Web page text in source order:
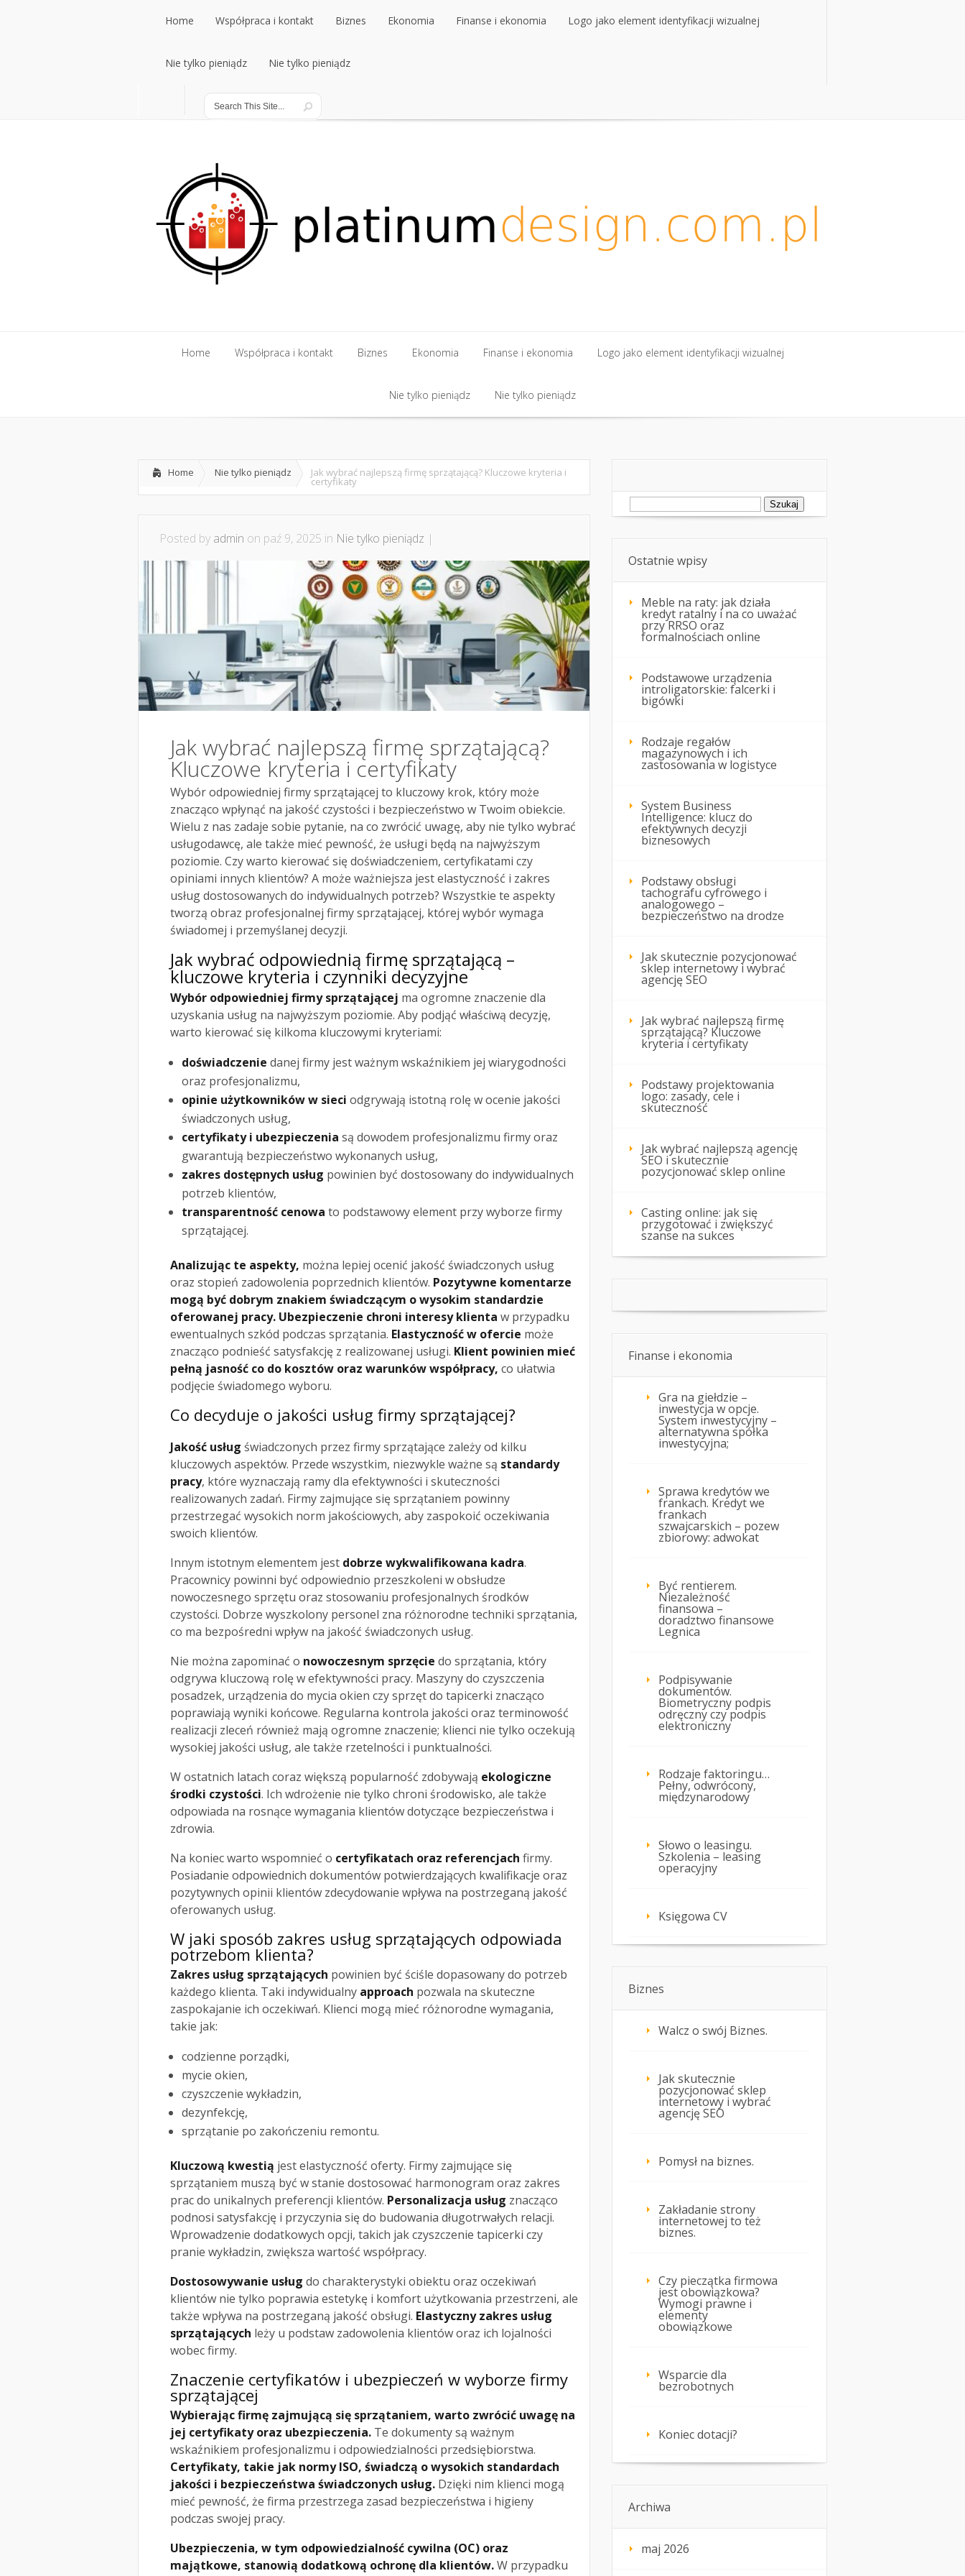
Home
Home
Współpraca i kontakt
Współpraca i kontakt
Biznes
Biznes
Ekonomia Finanse i ekonomia Logo jako element identyfikacji wizualnej
Nie tylko pieniądz
Nie tylko pieniądz
Nie tylko pieniądz
Nie tylko pieniądz
Home Współpraca i kontakt Biznes Ekonomia
Ekonomia
Finanse i ekonomia
Finanse i ekonomia
Logo jako element identyfikacji wizualnej
Nie tylko pieniądz Nie tylko pieniądz
Home Nie tylko pieniądz Jak wybrać najlepszą firmę sprzątającą? Kluczowe kryteria i
certyfikaty
Posted by admin on paź 9, 2025 in Nie tylko pieniądz |
Jak wybrać najlepszą firmę sprzątającą?
Kluczowe kryteria i certyfikaty
Wybór odpowiedniej firmy sprzątającej to kluczowy krok, który może
znacząco wpłynąć na jakość czystości i bezpieczeństwo w Twoim obiekcie.
Wielu z nas zadaje sobie pytanie, na co zwrócić uwagę, aby nie tylko wybrać
usługodawcę, ale także mieć pewność, że usługi będą na najwyższym
poziomie. Czy warto kierować się doświadczeniem, certyfikatami czy
opiniami innych klientów? A może ważniejsza jest elastyczność i zakres
usług dostosowanych do indywidualnych potrzeb? Wszystkie te aspekty
tworzą obraz profesjonalnej firmy sprzątającej, której wybór wymaga
świadomej i przemyślanej decyzji.
Jak wybrać odpowiednią firmę sprzątającą –
kluczowe kryteria i czynniki decyzyjne
Wybór odpowiedniej firmy sprzątającej ma ogromne znaczenie dla
uzyskania usług na najwyższym poziomie. Aby podjąć właściwą decyzję,
warto kierować się kilkoma kluczowymi kryteriami:
doświadczenie danej firmy jest ważnym wskaźnikiem jej wiarygodności
oraz profesjonalizmu,
opinie użytkowników w sieci odgrywają istotną rolę w ocenie jakości
świadczonych usług,
certyfikaty i ubezpieczenia są dowodem profesjonalizmu firmy oraz
gwarantują bezpieczeństwo wykonanych usług,
zakres dostępnych usług powinien być dostosowany do indywidualnych
potrzeb klientów,
transparentność cenowa to podstawowy element przy wyborze firmy
sprzątającej.
Analizując te aspekty, można lepiej ocenić jakość świadczonych usług
oraz stopień zadowolenia poprzednich klientów. Pozytywne komentarze
mogą być dobrym znakiem świadczącym o wysokim standardzie
oferowanej pracy. Ubezpieczenie chroni interesy klienta w przypadku
ewentualnych szkód podczas sprzątania. Elastyczność w ofercie może
znacząco podnieść satysfakcję z realizowanej usługi. Klient powinien mieć
pełną jasność co do kosztów oraz warunków współpracy, co ułatwia
podjęcie świadomego wyboru.
Co decyduje o jakości usług firmy sprzątającej?
Jakość usług świadczonych przez firmy sprzątające zależy od kilku
kluczowych aspektów. Przede wszystkim, niezwykle ważne są standardy
pracy, które wyznaczają ramy dla efektywności i skuteczności
realizowanych zadań. Firmy zajmujące się sprzątaniem powinny
przestrzegać wysokich norm jakościowych, aby zaspokoić oczekiwania
swoich klientów.
Innym istotnym elementem jest dobrze wykwalifikowana kadra.
Pracownicy powinni być odpowiednio przeszkoleni w obsłudze
nowoczesnego sprzętu oraz stosowaniu profesjonalnych środków
czystości. Dobrze wyszkolony personel zna różnorodne techniki sprzątania,
co ma bezpośredni wpływ na jakość świadczonych usług.
Nie można zapominać o nowoczesnym sprzęcie do sprzątania, który
odgrywa kluczową rolę w efektywności pracy. Maszyny do czyszczenia
posadzek, urządzenia do mycia okien czy sprzęt do tapicerki znacząco
poprawiają wyniki końcowe. Regularna kontrola jakości oraz terminowość
realizacji zleceń również mają ogromne znaczenie; klienci nie tylko oczekują
wysokiej jakości usług, ale także rzetelności i punktualności.
W ostatnich latach coraz większą popularność zdobywają ekologiczne
środki czystości. Ich wdrożenie nie tylko chroni środowisko, ale także
odpowiada na rosnące wymagania klientów dotyczące bezpieczeństwa i
zdrowia.
Na koniec warto wspomnieć o certyfikatach oraz referencjach firmy.
Posiadanie odpowiednich dokumentów potwierdzających kwalifikacje oraz
pozytywnych opinii klientów zdecydowanie wpływa na postrzeganą jakość
oferowanych usług.
W jaki sposób zakres usług sprzątających odpowiada
potrzebom klienta?
Zakres usług sprzątających powinien być ściśle dopasowany do potrzeb
każdego klienta. Taki indywidualny approach pozwala na skuteczne
zaspokajanie ich oczekiwań. Klienci mogą mieć różnorodne wymagania,
takie jak:
codzienne porządki,
mycie okien,
czyszczenie wykładzin,
dezynfekcję,
sprzątanie po zakończeniu remontu.
Kluczową kwestią jest elastyczność oferty. Firmy zajmujące się
sprzątaniem muszą być w stanie dostosować harmonogram oraz zakres
prac do unikalnych preferencji klientów. Personalizacja usług znacząco
podnosi satysfakcję i przyczynia się do budowania długotrwałych relacji.
Wprowadzenie dodatkowych opcji, takich jak czyszczenie tapicerki czy
pranie wykładzin, zwiększa wartość współpracy.
Dostosowywanie usług do charakterystyki obiektu oraz oczekiwań
klientów nie tylko poprawia estetykę i komfort użytkowania przestrzeni, ale
także wpływa na postrzeganą jakość obsługi. Elastyczny zakres usług
sprzątających leży u podstaw zadowolenia klientów oraz ich lojalności
wobec firmy.
Znaczenie certyfikatów i ubezpieczeń w wyborze firmy
sprzątającej
Wybierając firmę zajmującą się sprzątaniem, warto zwrócić uwagę na
jej certyfikaty oraz ubezpieczenia. Te dokumenty są ważnym
wskaźnikiem profesjonalizmu i odpowiedzialności przedsiębiorstwa.
Certyfikaty, takie jak normy ISO, świadczą o wysokich standardach
jakości i bezpieczeństwa świadczonych usług. Dzięki nim klienci mogą
mieć pewność, że firma przestrzega zasad bezpieczeństwa i higieny
podczas swojej pracy.
Ubezpieczenia, w tym odpowiedzialność cywilna (OC) oraz
majątkowe, stanowią dodatkową ochronę dla klientów.W przypadku
Szukaj:
Ostatnie wpisy
Meble na raty: jak działa
kredyt ratalny i na co uważać
przy RRSO oraz
formalnościach online
Podstawowe urządzenia
introligatorskie: falcerki i
bigówki
Rodzaje regałów
magazynowych i ich
zastosowania w logistyce
System Business
Intelligence: klucz do
efektywnych decyzji
biznesowych
Podstawy obsługi
tachografu cyfrowego i
analogowego –
bezpieczeństwo na drodze
Jak skutecznie pozycjonować
sklep internetowy i wybrać
agencję SEO
Jak wybrać najlepszą firmę
sprzątającą? Kluczowe
kryteria i certyfikaty
Podstawy projektowania
logo: zasady, cele i
skuteczność
Jak wybrać najlepszą agencję
SEO i skutecznie
pozycjonować sklep online
Casting online: jak się
przygotować i zwiększyć
szanse na sukces
Finanse i ekonomia
Gra na giełdzie –
inwestycja w opcje.
System inwestycyjny –
alternatywna spółka
inwestycyjna;
Sprawa kredytów we
frankach. Kredyt we
frankach
szwajcarskich – pozew
zbiorowy: adwokat
Być rentierem.
Niezależność
finansowa –
doradztwo finansowe
Legnica
Podpisywanie
dokumentów.
Biometryczny podpis
odręczny czy podpis
elektroniczny
Rodzaje faktoringu…
Pełny, odwrócony,
międzynarodowy
Słowo o leasingu.
Szkolenia – leasing
operacyjny
Księgowa CV
Biznes
Walcz o swój Biznes.
Jak skutecznie
pozycjonować sklep
internetowy i wybrać
agencję SEO
Pomysł na biznes.
Zakładanie strony
internetowej to też
biznes.
Czy pieczątka firmowa
jest obowiązkowa?
Wymogi prawne i
elementy
obowiązkowe
Wsparcie dla
bezrobotnych
Koniec dotacji?
Archiwa
maj 2026